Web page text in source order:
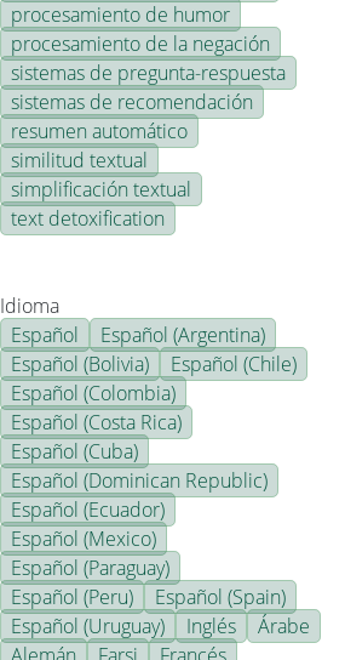
procesamiento de humor
procesamiento de la negación
sistemas de pregunta-respuesta
sistemas de recomendación
resumen automático
similitud textual
simplificación textual
text detoxification
Idioma
Español
Español (Argentina)
Español (Bolivia)
Español (Chile)
Español (Colombia)
Español (Costa Rica)
Español (Cuba)
Español (Dominican Republic)
Español (Ecuador)
Español (Mexico)
Español (Paraguay)
Español (Peru)
Español (Spain)
Español (Uruguay)
Inglés
Árabe